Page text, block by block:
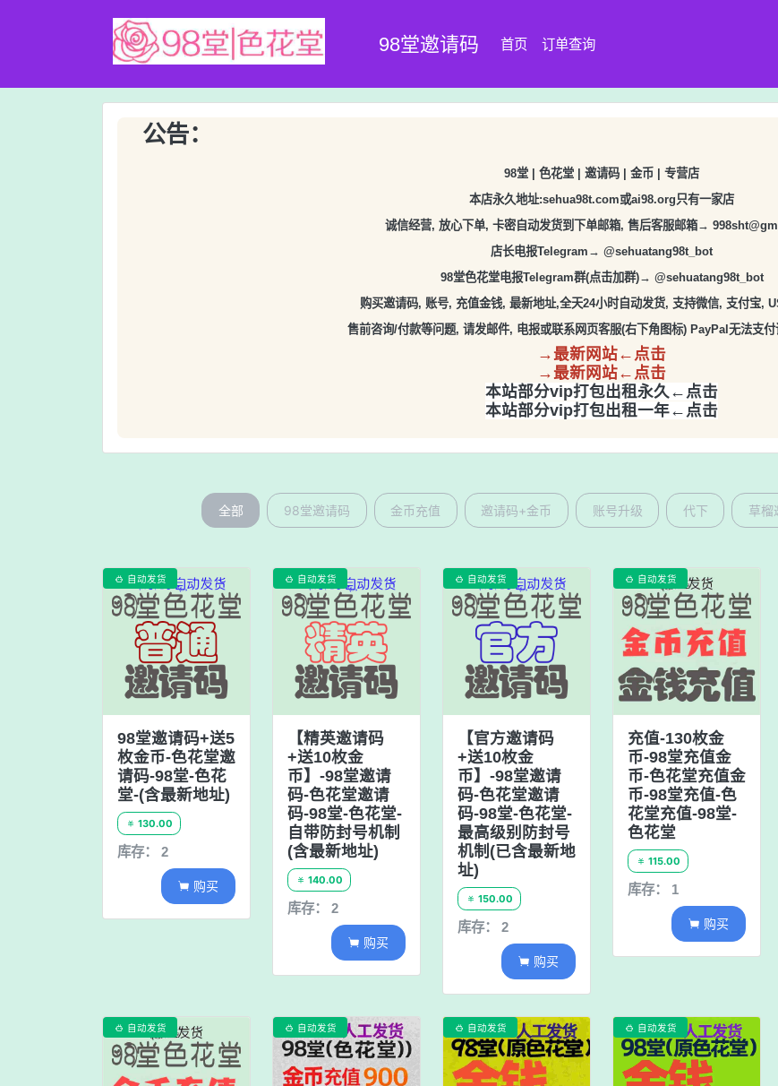
98堂邀请码 首页 订单查询
公告：
98堂 | 色花堂 | 邀请码 | 金币 | 专营店
本店永久地址:sehua98t.com或ai98.org只有一家店
诚信经营, 放心下单, 卡密自动发货到下单邮箱, 售后客服邮箱→
店长电报Telegram→ @sehuatang98t_bot
98堂色花堂电报Telegram群(点击加群)→ @sehuatang98t_bot
购买邀请码, 账号, 充值金钱, 最新地址,全天24小时自动发货, 支持微信, 支付宝,
售前咨询/付款等问题, 请发邮件, 电报或联系网页客服(右下角图标) PayPal无法支
→最新网站←点击
→最新网站←点击
本站部分vip打包出租永久←点击
本站部分vip打包出租一年←点击
全部 98堂邀请码 金币充值 邀请码+金币 账号升级 代下 草榴
 自动发货
98堂邀请码+送5
枚金币-色花堂邀
请码-98堂-色花
堂-(含最新地址)
 130.00
库存： 2
 购买
 自动发货
【精英邀请码
+送10枚金
币】-98堂邀请
码-色花堂邀请
码-98堂-色花堂-
自带防封号机制
(含最新地址)
 140.00
库存： 2
 购买
 自动发货
【官方邀请码
+送10枚金
币】-98堂邀请
码-色花堂邀请
码-98堂-色花堂-
最高级别防封号
机制(已含最新地
址)
 150.00
库存： 2
 购买
 自动发货
充值-130枚金
币-98堂充值金
币-色花堂充值金
币-98堂充值-色
花堂充值-98堂-
色花堂
 115.00
库存： 1
 购买
 自动发货  自动发货  自动发货  自动发货